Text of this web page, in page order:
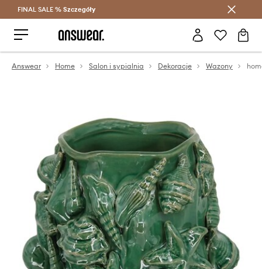
Oszczędzaj z Answear Club >
FINAL SALE % Szczegóły
Answear Home Salon i sypialnia Dekoracje Wazony